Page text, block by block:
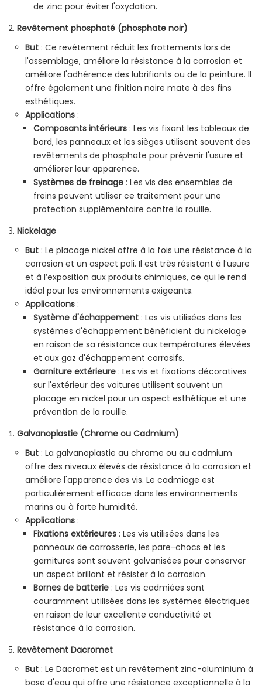
de zinc pour éviter l'oxydation.
Revêtement phosphaté (phosphate noir)
But : Ce revêtement réduit les frottements lors de
l'assemblage, améliore la résistance à la corrosion et
améliore l'adhérence des lubrifiants ou de la peinture. Il
offre également une finition noire mate à des fins
esthétiques.
Applications :
Composants intérieurs : Les vis fixant les tableaux de
bord, les panneaux et les sièges utilisent souvent des
revêtements de phosphate pour prévenir l'usure et
améliorer leur apparence.
Systèmes de freinage : Les vis des ensembles de
freins peuvent utiliser ce traitement pour une
protection supplémentaire contre la rouille.
Nickelage
But : Le placage nickel offre à la fois une résistance à la
corrosion et un aspect poli. Il est très résistant à l’usure
et à l’exposition aux produits chimiques, ce qui le rend
idéal pour les environnements exigeants.
Applications :
Système d'échappement : Les vis utilisées dans les
systèmes d'échappement bénéficient du nickelage
en raison de sa résistance aux températures élevées
et aux gaz d'échappement corrosifs.
Garniture extérieure : Les vis et fixations décoratives
sur l'extérieur des voitures utilisent souvent un
placage en nickel pour un aspect esthétique et une
prévention de la rouille.
Galvanoplastie (Chrome ou Cadmium)
But : La galvanoplastie au chrome ou au cadmium
offre des niveaux élevés de résistance à la corrosion et
améliore l'apparence des vis. Le cadmiage est
particulièrement efficace dans les environnements
marins ou à forte humidité.
Applications :
Fixations extérieures : Les vis utilisées dans les
panneaux de carrosserie, les pare-chocs et les
garnitures sont souvent galvanisées pour conserver
un aspect brillant et résister à la corrosion.
Bornes de batterie : Les vis cadmiées sont
couramment utilisées dans les systèmes électriques
en raison de leur excellente conductivité et
résistance à la corrosion.
Revêtement Dacromet
But : Le Dacromet est un revêtement zinc-aluminium à
base d'eau qui offre une résistance exceptionnelle à la